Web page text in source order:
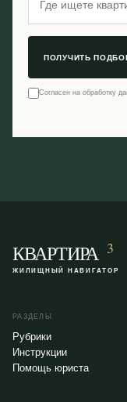
ПОЛУЧИТЬ
Согласен на обработку
КВАРТИРА 3
ЖИЛИЩНЫЙ НАВИГАТОР
РАЗДЕЛЫ
Рубрики
Инструкции
Помощь юриста